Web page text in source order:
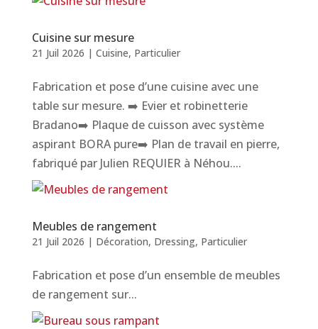
Cuisine sur mesure
21 Juil 2026 | Cuisine, Particulier
Fabrication et pose d’une cuisine avec une
table sur mesure. ➡️ Evier et robinetterie
Bradano➡️ Plaque de cuisson avec système
aspirant BORA pure➡️ Plan de travail en pierre,
fabriqué par Julien REQUIER à Néhou....
Meubles de rangement
21 Juil 2026 | Décoration, Dressing, Particulier
Fabrication et pose d’un ensemble de meubles
de rangement sur...